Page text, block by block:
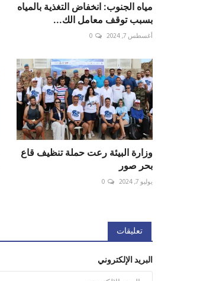
مياه الجنوب: انخفاض التغذية بالمياه
بسبب توقف معامل الك...
أغسطس 7, 2024 0
وزارة البيئة رعت حملة تنظيف قاع
بحر صور
يوليو 7, 2024 0
تعليقات
البريد الإلكتروني